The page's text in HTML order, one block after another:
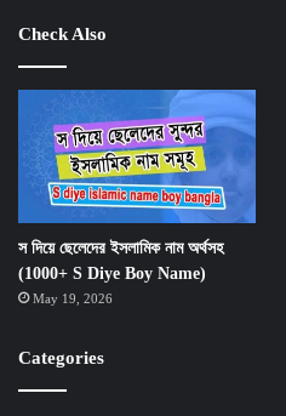
Check Also
স দিয়ে ছেলেদের ইসলামিক নাম অর্থসহ
(1000+ S Diye Boy Name)
May 19, 2026
Categories